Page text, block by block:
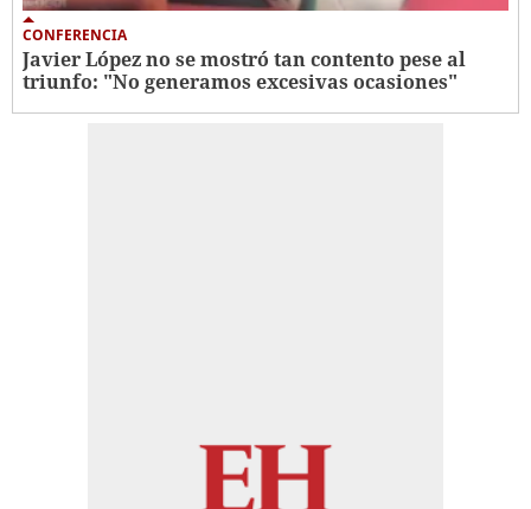
CONFERENCIA
Javier López no se mostró tan contento pese al
triunfo: "No generamos excesivas ocasiones"